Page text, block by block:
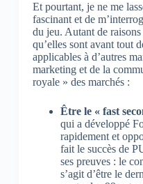
Et pourtant, je ne me
fascinant et de
du jeu. Autant de
qu’elles sont avant tout
applicables à d’autres
marketing et de la
royale » des marchés :
Être le « fast
qui a développé
rapidement et
fait le succès de
ses preuves : le
s’agit d’être le